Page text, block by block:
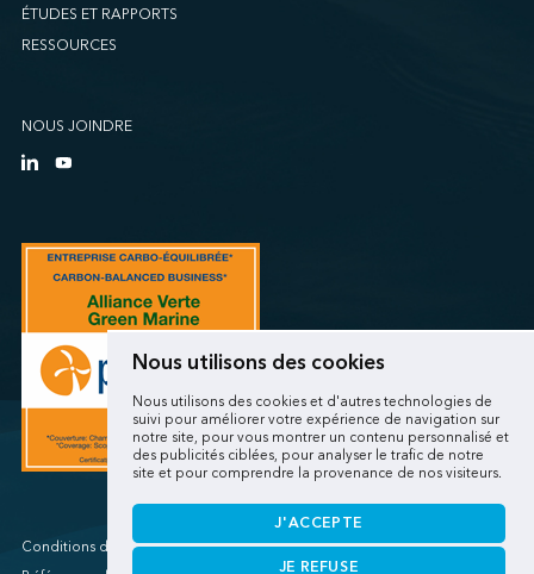
Nous utilisons des cookies
Nous utilisons des cookies et d'autres technologies de
suivi pour améliorer votre expérience de navigation sur
notre site, pour vous montrer un contenu personnalisé et
des publicités ciblées, pour analyser le trafic de notre
site et pour comprendre la provenance de nos visiteurs.
J'ACCEPTE
JE REFUSE
Sollio Agriculture (Montréal)
Sollio Agriculture (Québec)
SSA Marine (Stockton)
SSA Marine (Vancouver Cruise)
SSA Marine (West Sacramento)
SSA Marine (West Sitcum Matson)
SSA Marine Canada (Lynnterm)
SSA Marine Canada (Squamish Terminals)
SSA Marine Canada (Victoria Cruise)
SSA Marine Mexico (Lazaro Cardenas)
SSA Marine Mexico (Manzanillo TEC)
SSA Marine Mexico (Veracruz)
ÉTUDES ET RAPPORTS
RESSOURCES
NOUS JOINDRE
Conditions d'utilisations/Renseignements personnels